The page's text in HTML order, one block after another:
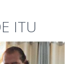
ITU